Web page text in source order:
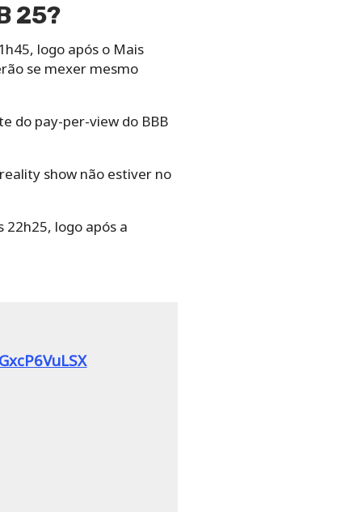
25?
logo após o Mais
se mexer mesmo
do pay-per-view do BBB
show não estiver no
logo após a